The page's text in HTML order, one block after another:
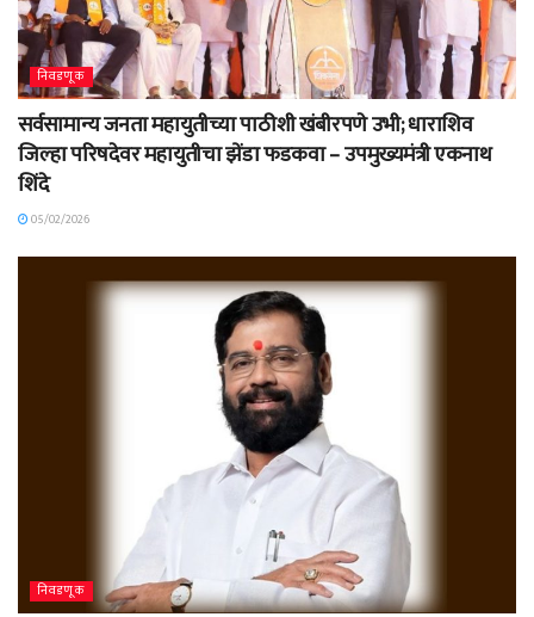
निवडणूक
सर्वसामान्य जनता महायुतीच्या पाठीशी खंबीरपणे उभी; धाराशिव
जिल्हा परिषदेवर महायुतीचा झेंडा फडकवा – उपमुख्यमंत्री एकनाथ
शिंदे
05/02/2026
निवडणूक